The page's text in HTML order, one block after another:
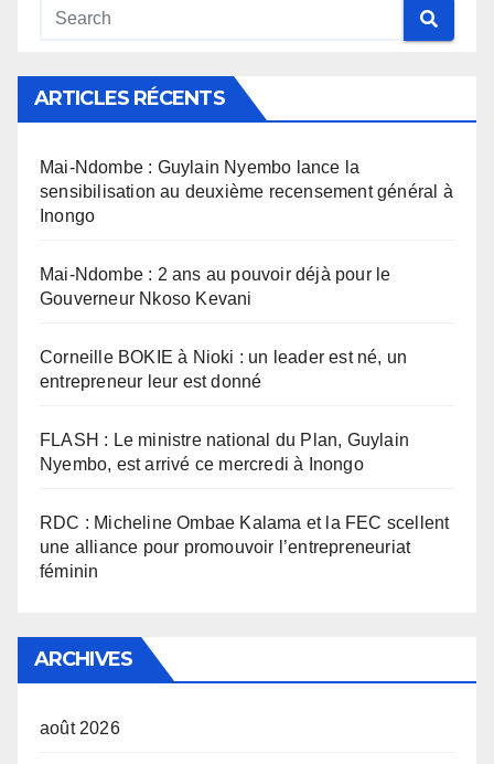
ARTICLES RÉCENTS
Mai-Ndombe : Guylain Nyembo lance la
sensibilisation au deuxième recensement général à
Inongo
Mai-Ndombe : 2 ans au pouvoir déjà pour le
Gouverneur Nkoso Kevani
Corneille BOKIE à Nioki : un leader est né, un
entrepreneur leur est donné
FLASH : Le ministre national du Plan, Guylain
Nyembo, est arrivé ce mercredi à Inongo
RDC : Micheline Ombae Kalama et la FEC scellent
une alliance pour promouvoir l’entrepreneuriat
féminin
ARCHIVES
août 2026